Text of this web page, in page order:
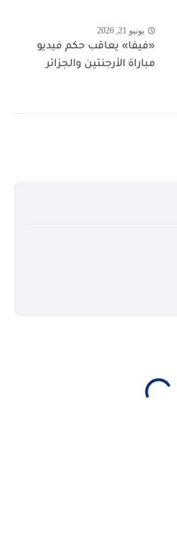
يونيو 21, 2026
«فيفا» يعاقب حكم فيديو
مباراة الأرجنتين والجزائر